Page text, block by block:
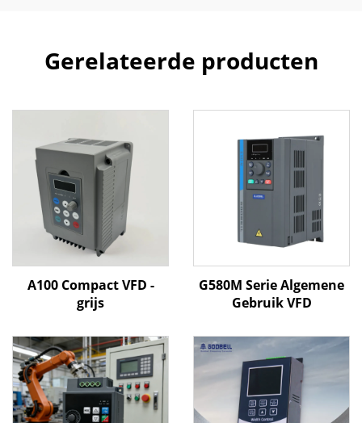
Gerelateerde producten
A100 Compact VFD -
grijs
G580M Serie Algemene
Gebruik VFD